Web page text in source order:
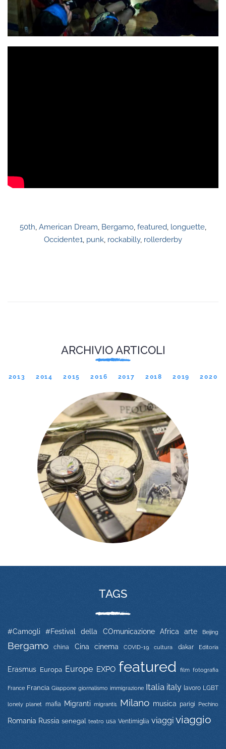
50th, American Dream, Bergamo, featured, longuette,
Occidente1, punk, rockabilly, rollerderby
ARCHIVIO ARTICOLI
2013 2014 2015 2016 2017 2018 2019 2020
TAGS
#Camogli #Festival della COmunicazione Africa arte Beijing
Bergamo china Cina cinema COVID-19 cultura dakar Editoria
Erasmus Europa Europe EXPO featured film fotografia
France Francia Giappone giornalismo immigrazione Italia italy lavoro LGBT
lonely planet mafia Migranti migranti1 Milano musica parigi Pechino
Romania Russia senegal teatro usa Ventimiglia viaggi viaggio